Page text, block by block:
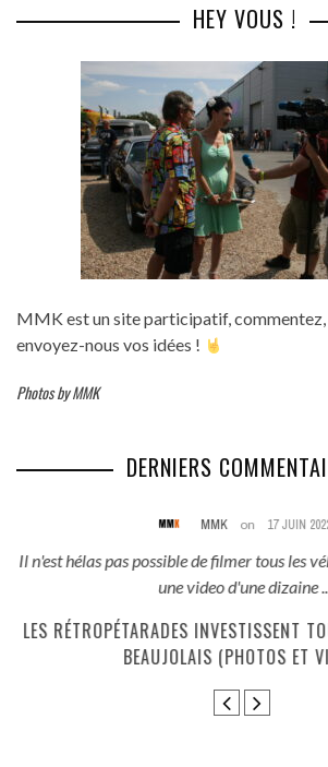
HEY VOUS !
MMK est un site participatif,
envoyez-nous vos idées !
Photos by MMK
DERNIERS
MMK on 17 JUIN
Il n'est hélas pas possible de filmer tous les
une video d'une dizaine
LES RÉTROPÉTARADES INVESTISSENT
BEAUJOLAIS (PHOTOS ET